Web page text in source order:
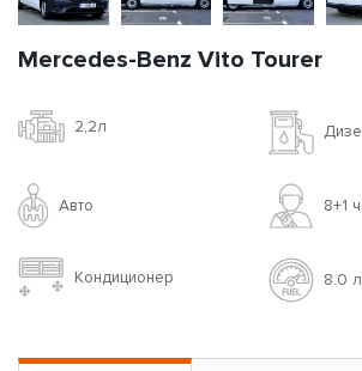
Mercedes-Benz Vito Tourer
2,2л
Авто 8+1
Кондиционер 8.0